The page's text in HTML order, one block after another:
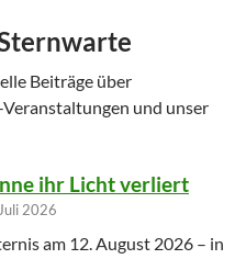
Beiträge über
und unser
ihr Licht verliert
2026
am 12. August 2026 – in